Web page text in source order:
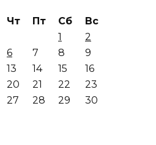
Чт Пт Сб
Вс
1
2
6 7 8
9
13 14 15
16
20 21 22
23
27 28 29
30